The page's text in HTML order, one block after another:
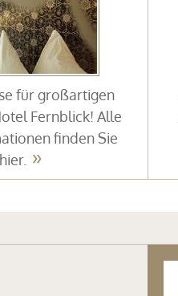
für großartigen
Fernblick! Alle
finden Sie
hier.